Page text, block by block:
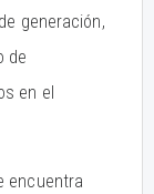
generación,
de
en el
encuentra